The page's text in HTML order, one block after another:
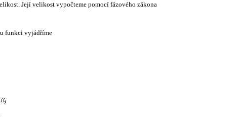
Její velikost vypočteme pomocí fázového zákona
funkci vyjádříme